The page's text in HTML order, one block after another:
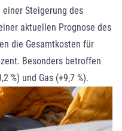
Steigerung des
aktuellen Prognose des
die Gesamtkosten für
Besonders betroffen
%) und Gas (+9,7 %).